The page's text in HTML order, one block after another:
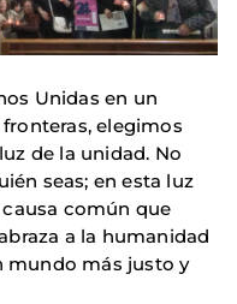
Unidas en un
elegimos
de la unidad. No
seas; en esta luz
común que
a la humanidad
mundo más justo y